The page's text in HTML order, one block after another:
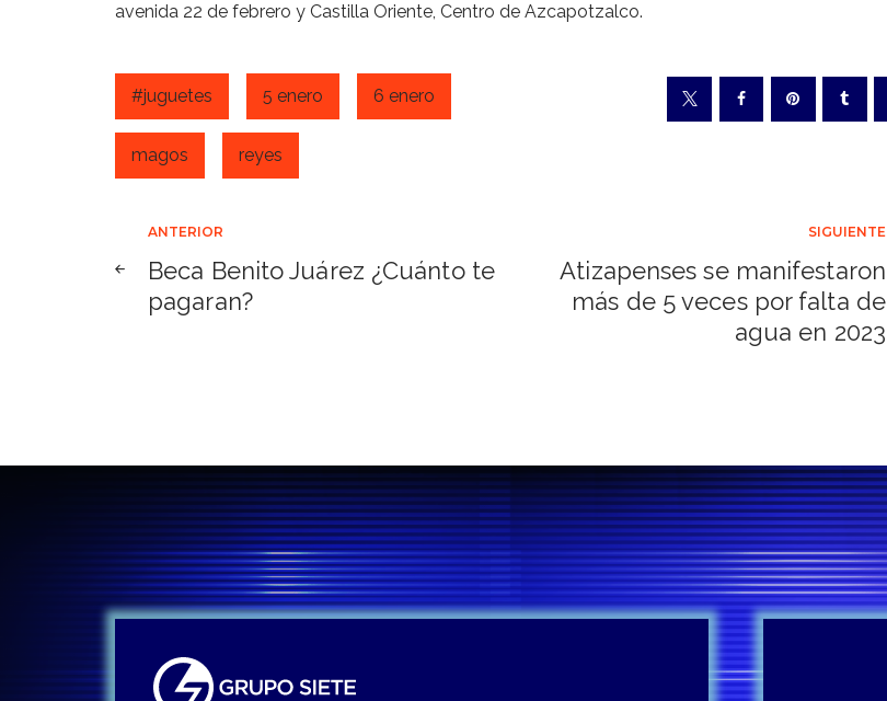
avenida 22 de febrero y Castilla Oriente, Centro de Azcapotzalco.
#juguetes 5 enero 6 enero
magos reyes
Navegación
de
ANTERIOR
Beca Benito Juárez ¿Cuánto te
pagaran?
SIGUIENTE
Atizapenses se manifestaron
más de 5 veces por falta de
agua en 2023